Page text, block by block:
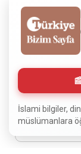
Copyright ©
Sitemizdeki
almaya gerek
İslami bilgiler,
müslümanlara